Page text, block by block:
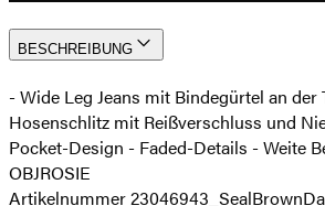
BESCHREIBUNG
- Wide Leg Jeans mit Bindegürtel an der
Hosenschlitz mit Reißverschluss und
Pocket-Design - Faded-Details - Weite
OBJROSIE
Artikelnummer 23046943_SealBrown